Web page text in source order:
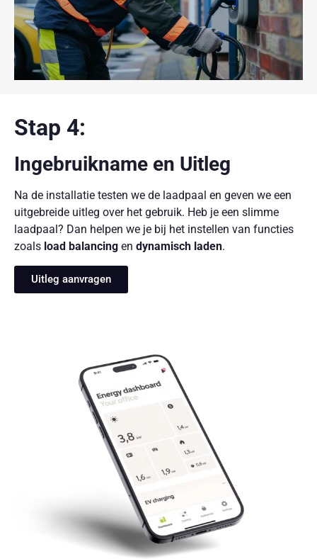
Stap 4:
Ingebruikname en Uitleg
Na de installatie testen we de laadpaal en geven we een
uitgebreide uitleg over het gebruik. Heb je een slimme
laadpaal? Dan helpen we je bij het instellen van functies
zoals load balancing en dynamisch laden.
Uitleg aanvragen